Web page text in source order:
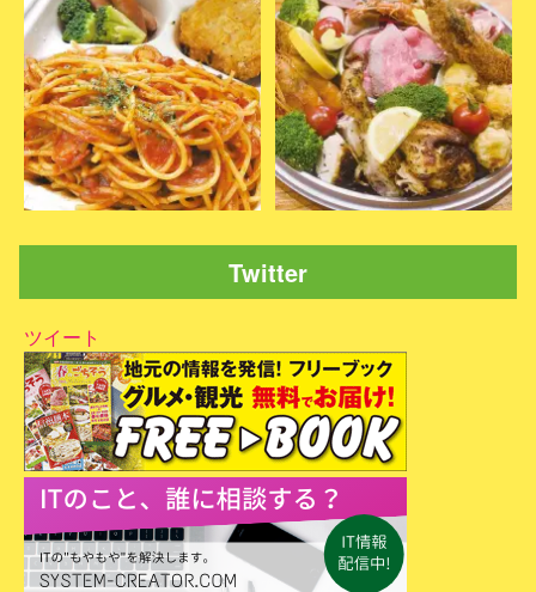
Twitter
ツイート